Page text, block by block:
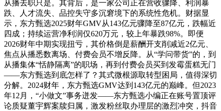
从播去职只是。其背后，是一家公司正在营收骤降、利润暴
跌、人才流失、品控失守多沉窘境下的系统性危机。财据显
示，东方甄选2025财年GMV从143亿元骤降至87亿元，跌幅近
四成；持续运营净利润仅620万元，较上年暴跌98%。即便
2026财年中期实现扭亏，其价格倒是薪酬开支削减近2亿元、
焦点从播悉数离场、付费会员不增反降。从“学问带货”的，到
从播集体“恬静隔离”的职场，再到付费会员买到发霉蛋糕无门
——东方甄选到底怎样了？其式微根源取转型困局，值得深切
分解。2024财年，东方甄选GMV达到143亿元的巅峰。但2023
年12月，“小做文”事务迸发——东方甄选小编正在账号置顶评
论质疑董宇辉案牍归属，激发粉丝取办理层的激烈冲突，抖音